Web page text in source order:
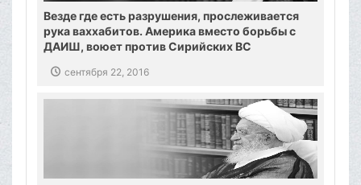
Везде где есть разрушения, прослеживается
рука ваххабитов. Америка вместо борьбы с
ДАИШ, воюет против Сирийских ВС
сентября 22, 2016